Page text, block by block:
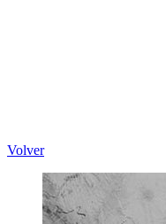
Volver